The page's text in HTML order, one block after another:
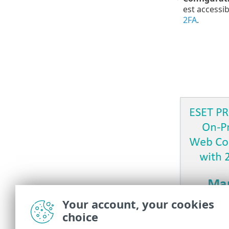
est
2FA.
Your account, your cookies
choice